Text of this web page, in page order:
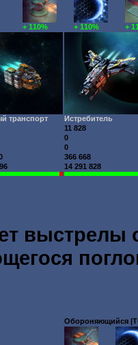
+ 110% + 110% +
транспорт
Истребитель
11 828
0
0
366 668
14 291 828
Обороняющийся